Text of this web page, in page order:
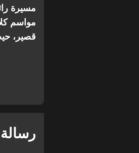
مسيرة
قصير،